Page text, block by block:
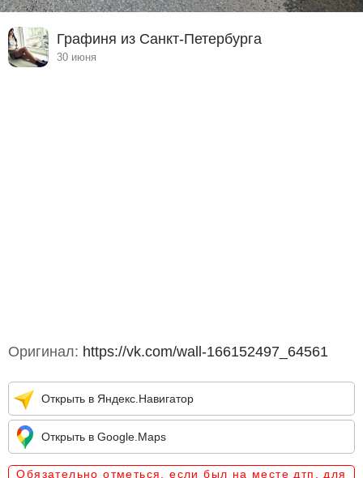
Графиня из Санкт-Петербурга
30 июня
Оригинал: https://vk.com/wall-166152497_64561
Открыть в Яндекс.Навигатор
Открыть в Google.Maps
Обязательно отметься, если был на месте дтп, для